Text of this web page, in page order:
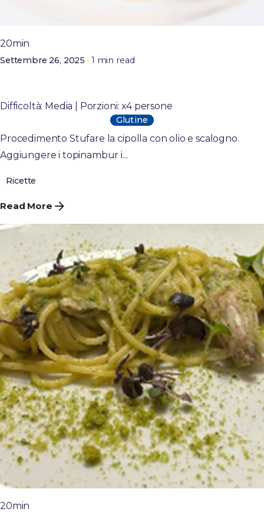
20min
Settembre 26, 2025 1 min read
Difficoltà: Media | Porzioni: x4 persone
Glutine
Procedimento Stufare la cipolla con olio e scalogno.
Aggiungere i topinambur i...
Ricette
Read More
Posted by
admin
20min